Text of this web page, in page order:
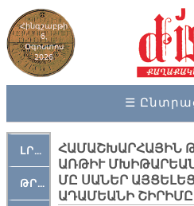
Հինգշաբթի
6,
Օգոստոս
2026
☰
ԼՐԱՀՈՍ
ԹՐՔԱՀԱՅ ԿԵԱՆՔ
ՀԱՄԱՇԽԱՐՀԱՅԻՆ
ԱՌԹԻՒ
ՄԸ ՍԱՆԵՐ
ԱԴԱՄԵԱՆԻ ՇԻՐԻՄԸ